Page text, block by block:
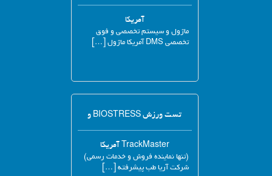
آمریکا
ماژول و سیستم تخصصی و فوق
تخصصی DMS آمریکا ماژول […]
تست ورزش BIOSTRESS و
TrackMaster آمریکا
(تنها نماینده فروش و خدمات رسمی)
شرکت آریا طب پیشرفته […]